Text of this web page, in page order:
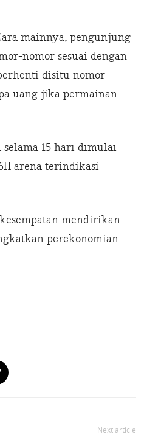
mainnya, pengunjung
nomor sesuai dengan
disitu nomor
uang jika permainan
15 hari dimulai
arena terindikasi
mendirikan
perekonomian
Next article